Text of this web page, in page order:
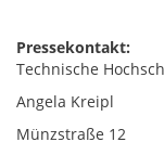
Pressekontakt:
Technische
Angela Kreipl
Münzstraße 12